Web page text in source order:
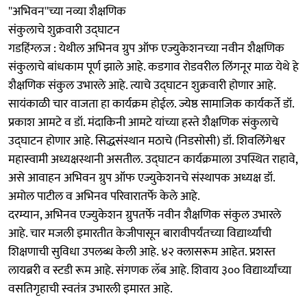
''अभिवन''च्या नव्या शैक्षणिक
संकुलाचे शुक्रवारी उद्‌घाटन
गडहिंग्लज : येथील अभिनव ग्रुप ऑफ एज्युकेशनच्या नवीन शैक्षणिक
संकुलाचे बांधकाम पूर्ण झाले आहे. कडगाव रोडवरील लिंगनूर माळ येथे हे
शैक्षणिक संकुल उभारले आहे. त्याचे उद्‌घाटन शुक्रवारी होणार आहे.
सायंकाळी चार वाजता हा कार्यक्रम होईल. ज्येष्ठ सामाजिक कार्यकर्ते डॉ.
प्रकाश आमटे व डॉ. मंदाकिनी आमटे यांच्या हस्ते शैक्षणिक संकुलाचे
उद्‌घाटन होणार आहे. सिद्धसंस्थान मठाचे (निडसोसी) डॉ. शिवलिंगेश्वर
महास्वामी अध्यक्षस्थानी असतील. उद्‌घाटन कार्यक्रमाला उपस्थित राहावे,
असे आवाहन अभिवन ग्रुप ऑफ एज्युकेशनचे संस्थापक अध्यक्ष डॉ.
अमोल पाटील व अभिनव परिवारातर्फे केले आहे.
दरम्यान, अभिनव एज्युकेशन ग्रुपतर्फे नवीन शैक्षणिक संकुल उभारले
आहे. चार मजली इमारतीत केजीपासून बारावीपर्यंतच्या विद्यार्थ्यांची
शिक्षणाची सुविधा उपलब्ध केली आहे. ४२ क्लासरूम आहेत. प्रशस्त
लायब्ररी व स्टडी रूम आहे. संगणक लॅब आहे. शिवाय ३०० विद्यार्थ्यांच्या
वसतिगृहाची स्वतंत्र उभारली इमारत आहे.